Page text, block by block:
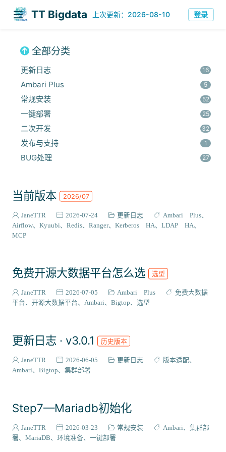
TT Bigdata 上次更新：2026-08-10 登录
全部分类
更新日志
16
Ambari Plus 5
常规安装 52
一键部署 25
二次开发 32
发布与支持 1
BUG处理 27
组件安装
报错解决 68
VIEW插件
成神之路
集成案例 31
核心代码
当前版本 2026/07
JaneTTR 2026-07-24 更新日志
Ambari Plus
Airflow
Kyuubi Redis Ranger Kerberos HA
LDAP HA
MCP
免费开源大数据平台怎么选 选型
JaneTTR 2026-07-05 Ambari Plus
免费大数据
平台
开源大数据平台 Ambari Bigtop 选型
更新日志 · v3.0.1 历史版本
JaneTTR 2026-06-05 更新日志
版本适配
Ambari
Bigtop 集群部署
Step7—Mariadb初始化
JaneTTR 2026-03-23 常规安装 Ambari
集群部
署
MariaDB 环境准备 一键部署